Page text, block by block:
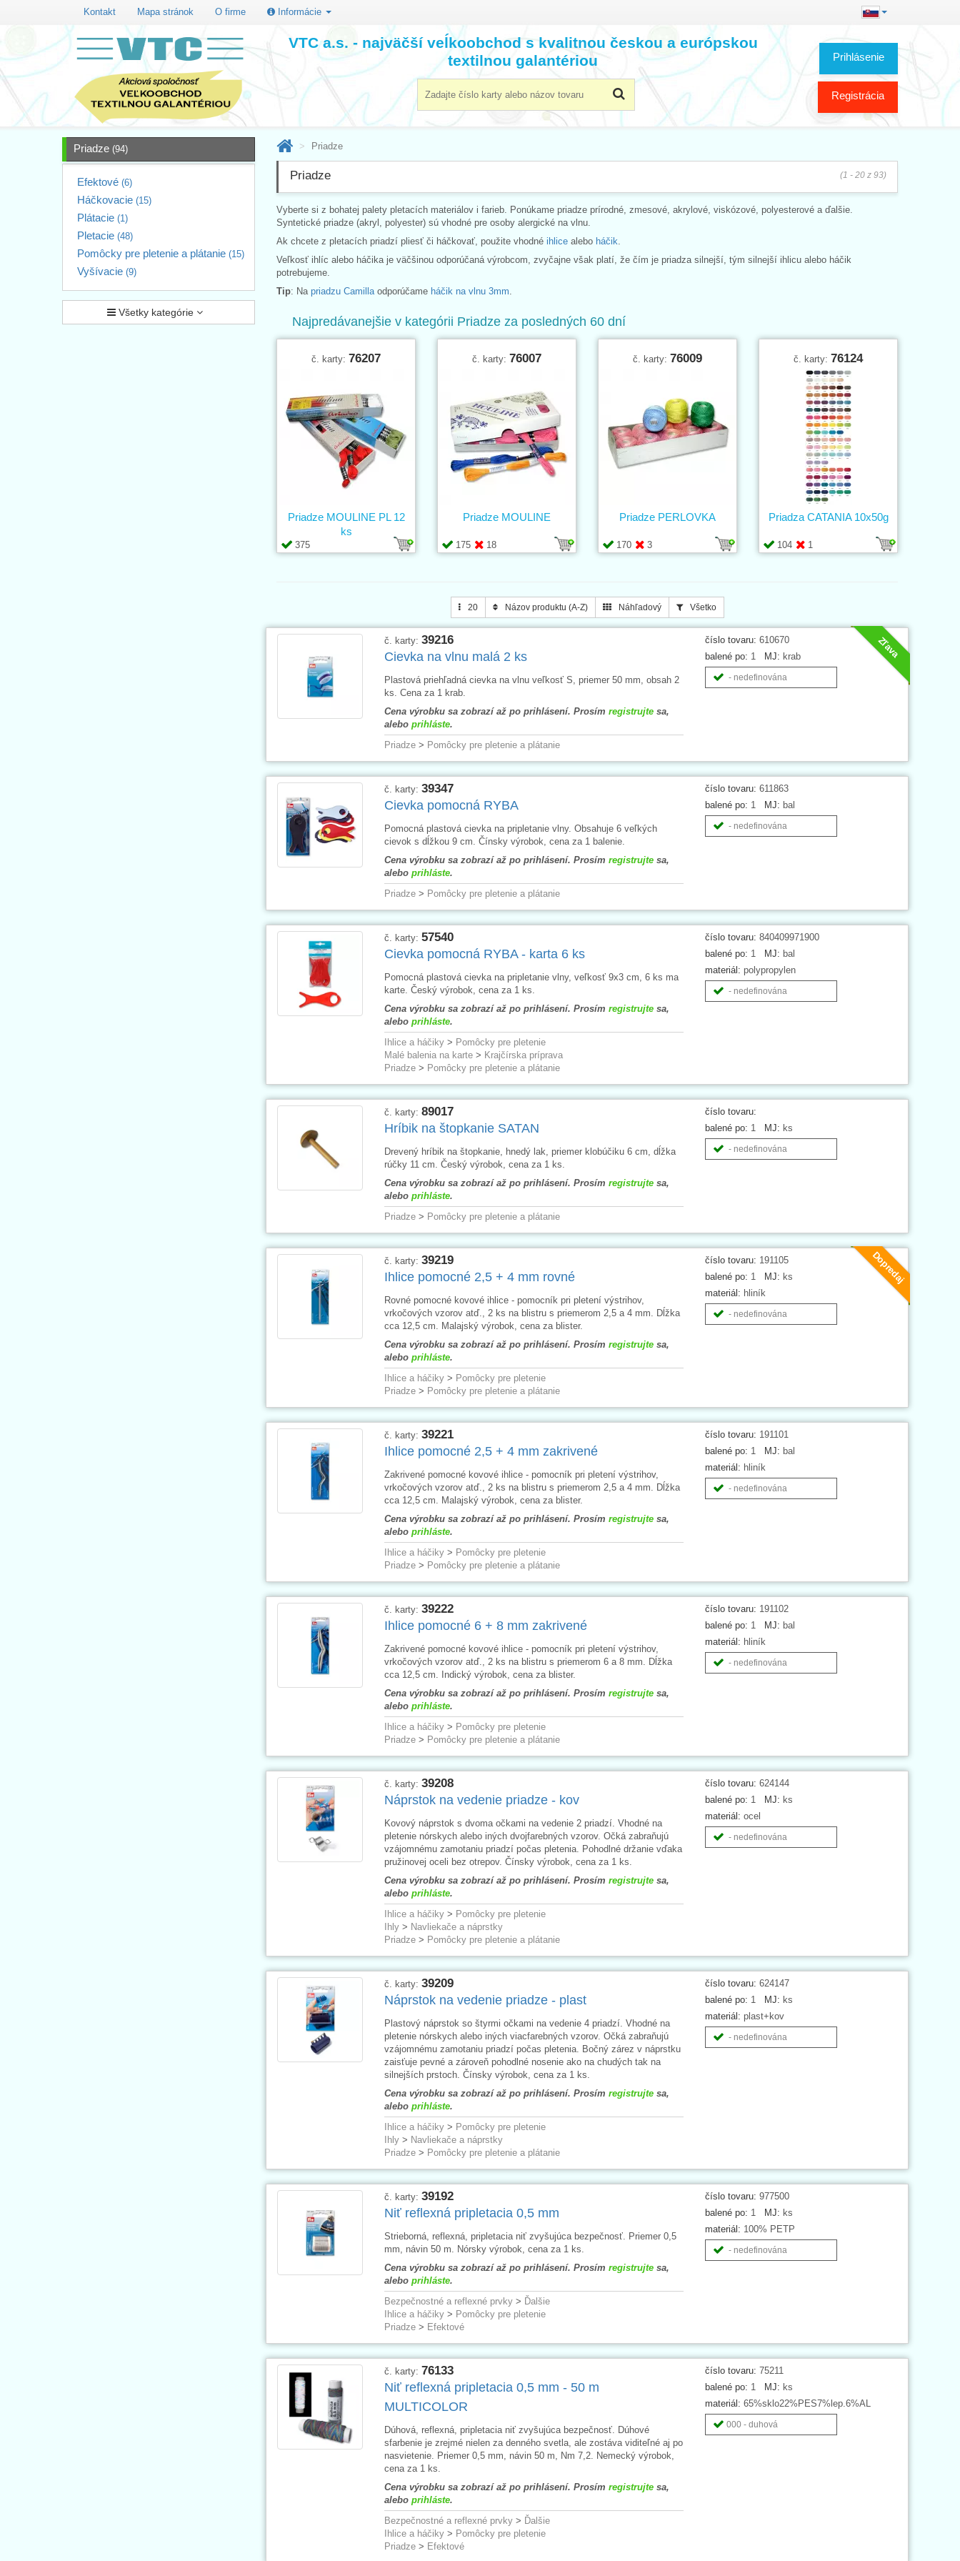
Kontakt Mapa stránok O firme Informácie
Prihlásenie
Registrácia
VTC a.s. - najväčší veĺkoobchod s kvalitnou českou a európskou
textilnou galantériou
Priadze (94)
Efektové (6)
Háčkovacie (15)
Plátacie (1)
Pletacie (48)
Pomôcky pre pletenie a plátanie (15)
Vyšívacie (9)
Všetky kategórie
Priadze
Priadze (1 - 20 z 93)
Vyberte si z bohatej palety pletacích materiálov i farieb. Ponúkame priadze prírodné, zmesové, akrylové, viskózové, polyesterové a ďalšie.
Syntetické priadze (akryl, polyester) sú vhodné pre osoby alergické na vlnu.
Ak chcete z pletacích priadzí pliesť či háčkovať, použite vhodné ihlice alebo háčik
Veľkosť ihlíc alebo háčika je väčšinou odporúčaná výrobcom, zvyčajne však platí, že čím je priadza silnejší, tým silnejší ihlicu alebo háčik
potrebujeme.
Tip: Na priadzu Camilla odporúčame háčik na vlnu 3mm
Najpredávanejšie v kategórii Priadze za posledných 60 dní
č. karty: 76207
375
Priadze MOULINE PL 12
ks
č. karty: 76007
175 18
Priadze MOULINE
č. karty: 76009
170 3
Priadze PERLOVKA
č. karty: 76124
104 1
Priadza CATANIA 10x50g
20 Názov produktu (A-Z) Náhľadový Všetko
Zľava
číslo tovaru: 610670
balené po: 1 MJ: krab
- nedefinována
č. karty: 39216
Cievka na vlnu malá 2 ks
Plastová priehľadná cievka na vlnu veľkosť S, priemer 50 mm, obsah 2
ks. Cena za 1 krab.
Cena výrobku sa zobrazí až po prihlásení. Prosím registrujtesa,
alebo prihláste.
Priadze> Pomôcky pre pletenie a plátanie
číslo tovaru: 611863
balené po: 1 MJ: bal
- nedefinována
č. karty: 39347
Cievka pomocná RYBA
Pomocná plastová cievka na pripletanie vlny. Obsahuje 6 veľkých
cievok s dĺžkou 9 cm. Čínsky výrobok, cena za 1 balenie.
Cena výrobku sa zobrazí až po prihlásení. Prosím registrujtesa,
alebo prihláste.
Priadze> Pomôcky pre pletenie a plátanie
číslo tovaru: 840409971900
balené po: 1 MJ: bal
materiál: polypropylen
- nedefinována
č. karty: 57540
Cievka pomocná RYBA - karta 6 ks
Pomocná plastová cievka na pripletanie vlny, veľkosť 9x3 cm, 6 ks ma
karte. Český výrobok, cena za 1 ks.
Cena výrobku sa zobrazí až po prihlásení. Prosím registrujtesa,
alebo prihláste.
Ihlice a háčiky> Pomôcky pre pletenie
Malé balenia na karte> Krajčírska príprava
Priadze> Pomôcky pre pletenie a plátanie
číslo tovaru:
balené po: 1 MJ: ks
- nedefinována
č. karty: 89017
Hríbik na štopkanie SATAN
Drevený hríbik na štopkanie, hnedý lak, priemer klobúčiku 6 cm, dĺžka
rúčky 11 cm. Český výrobok, cena za 1 ks.
Cena výrobku sa zobrazí až po prihlásení. Prosím registrujtesa,
alebo prihláste.
Priadze> Pomôcky pre pletenie a plátanie
Dopredaj
číslo tovaru: 191105
balené po: 1 MJ: ks
materiál: hliník
- nedefinována
č. karty: 39219
Ihlice pomocné 2,5 + 4 mm rovné
Rovné pomocné kovové ihlice - pomocník pri pletení výstrihov,
vrkočových vzorov atď., 2 ks na blistru s priemerom 2,5 a 4 mm. Dĺžka
cca 12,5 cm. Malajský výrobok, cena za blister.
Cena výrobku sa zobrazí až po prihlásení. Prosím registrujtesa,
alebo prihláste.
Ihlice a háčiky> Pomôcky pre pletenie
Priadze> Pomôcky pre pletenie a plátanie
číslo tovaru: 191101
balené po: 1 MJ: bal
materiál: hliník
- nedefinována
č. karty: 39221
Ihlice pomocné 2,5 + 4 mm zakrivené
Zakrivené pomocné kovové ihlice - pomocník pri pletení výstrihov,
vrkočových vzorov atď., 2 ks na blistru s priemerom 2,5 a 4 mm. Dĺžka
cca 12,5 cm. Malajský výrobok, cena za blister.
Cena výrobku sa zobrazí až po prihlásení. Prosím registrujtesa,
alebo prihláste.
Ihlice a háčiky> Pomôcky pre pletenie
Priadze> Pomôcky pre pletenie a plátanie
číslo tovaru: 191102
balené po: 1 MJ: bal
materiál: hliník
- nedefinována
č. karty: 39222
Ihlice pomocné 6 + 8 mm zakrivené
Zakrivené pomocné kovové ihlice - pomocník pri pletení výstrihov,
vrkočových vzorov atď., 2 ks na blistru s priemerom 6 a 8 mm. Dĺžka
cca 12,5 cm. Indický výrobok, cena za blister.
Cena výrobku sa zobrazí až po prihlásení. Prosím registrujtesa,
alebo prihláste.
Ihlice a háčiky> Pomôcky pre pletenie
Priadze> Pomôcky pre pletenie a plátanie
číslo tovaru: 624144
balené po: 1 MJ: ks
materiál: ocel
- nedefinována
č. karty: 39208
Náprstok na vedenie priadze - kov
Kovový náprstok s dvoma očkami na vedenie 2 priadzí. Vhodné na
pletenie nórskych alebo iných dvojfarebných vzorov. Očká zabraňujú
vzájomnému zamotaniu priadzí počas pletenia. Pohodlné držanie vďaka
pružinovej oceli bez otrepov. Čínsky výrobok, cena za 1 ks.
Cena výrobku sa zobrazí až po prihlásení. Prosím registrujtesa,
alebo prihláste.
Ihlice a háčiky> Pomôcky pre pletenie
Ihly> Navliekače a náprstky
Priadze> Pomôcky pre pletenie a plátanie
číslo tovaru: 624147
balené po: 1 MJ: ks
materiál: plast+kov
- nedefinována
č. karty: 39209
Náprstok na vedenie priadze - plast
Plastový náprstok so štyrmi očkami na vedenie 4 priadzí. Vhodné na
pletenie nórskych alebo iných viacfarebných vzorov. Očká zabraňujú
vzájomnému zamotaniu priadzí počas pletenia. Bočný zárez v náprstku
zaisťuje pevné a zároveň pohodlné nosenie ako na chudých tak na
silnejších prstoch. Čínsky výrobok, cena za 1 ks.
Cena výrobku sa zobrazí až po prihlásení. Prosím registrujtesa,
alebo prihláste.
Ihlice a háčiky> Pomôcky pre pletenie
Ihly> Navliekače a náprstky
Priadze> Pomôcky pre pletenie a plátanie
číslo tovaru: 977500
balené po: 1 MJ: ks
materiál: 100% PETP
- nedefinována
č. karty: 39192
Niť reflexná pripletacia 0,5 mm
Strieborná, reflexná, pripletacia niť zvyšujúca bezpečnosť. Priemer 0,5
mm, návin 50 m. Nórsky výrobok, cena za 1 ks.
Cena výrobku sa zobrazí až po prihlásení. Prosím registrujtesa,
alebo prihláste.
Bezpečnostné a reflexné prvky> Ďalšie
Ihlice a háčiky> Pomôcky pre pletenie
Priadze> Efektové
číslo tovaru: 75211
balené po: 1 MJ: ks
materiál: 65%sklo22%PES7%lep.6%AL
000 - duhová
č. karty: 76133
Niť reflexná pripletacia 0,5 mm - 50 m
MULTICOLOR
Dúhová, reflexná, pripletacia niť zvyšujúca bezpečnosť. Dúhové
sfarbenie je zrejmé nielen za denného svetla, ale zostáva viditeľné aj po
nasvietenie. Priemer 0,5 mm, návin 50 m, Nm 7,2. Nemecký výrobok,
cena za 1 ks.
Cena výrobku sa zobrazí až po prihlásení. Prosím registrujtesa,
alebo prihláste.
Bezpečnostné a reflexné prvky> Ďalšie
Ihlice a háčiky> Pomôcky pre pletenie
Priadze> Efektové